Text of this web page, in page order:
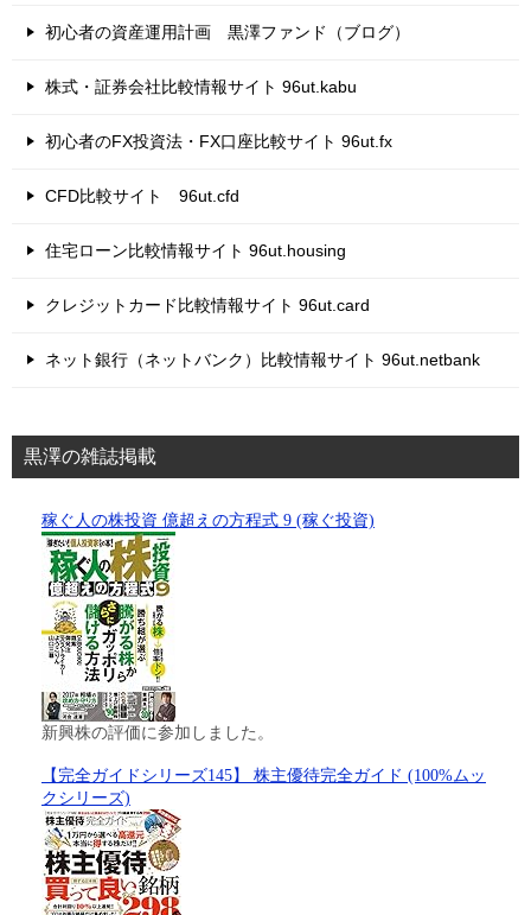
初心者の資産運用計画 黒澤ファンド（ブログ）
株式・証券会社比較情報サイト 96ut.kabu
初心者のFX投資法・FX口座比較サイト 96ut.fx
CFD比較サイト 96ut.cfd
住宅ローン比較情報サイト 96ut.housing
クレジットカード比較情報サイト 96ut.card
ネット銀行（ネットバンク）比較情報サイト 96ut.netbank
黒澤の雑誌掲載
稼ぐ人の株投資 億超えの方程式 9 (稼ぐ投資)
新興株の評価に参加しました。
【完全ガイドシリーズ145】 株主優待完全ガイド (100%ムッ
クシリーズ)